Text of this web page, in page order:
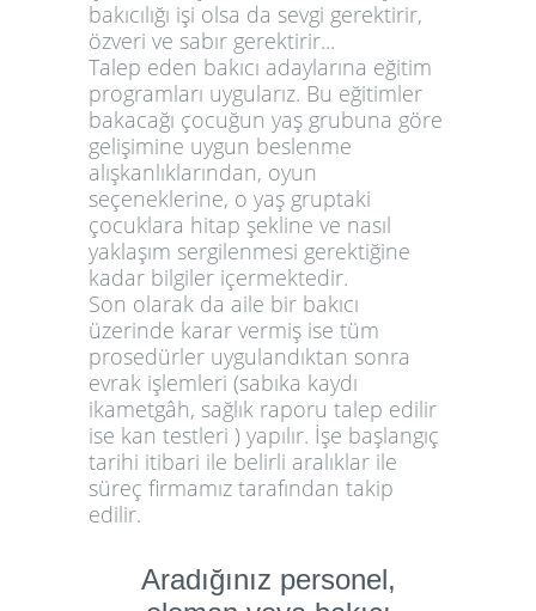
bakıcılığı işi olsa da sevgi gerektirir,
özveri ve sabır gerektirir...
Talep eden bakıcı adaylarına eğitim
programları uygularız. Bu eğitimler
bakacağı çocuğun yaş grubuna göre
gelişimine uygun beslenme
alışkanlıklarından, oyun
seçeneklerine, o yaş gruptaki
çocuklara hitap şekline ve nasıl
yaklaşım sergilenmesi gerektiğine
kadar bilgiler içermektedir.
Son olarak da aile bir bakıcı
üzerinde karar vermiş ise tüm
prosedürler uygulandıktan sonra
evrak işlemleri (sabıka kaydı
ikametgâh, sağlık raporu talep edilir
ise kan testleri ) yapılır. İşe başlangıç
tarihi itibari ile belirli aralıklar ile
süreç firmamız tarafından takip
edilir.
Aradığınız personel,